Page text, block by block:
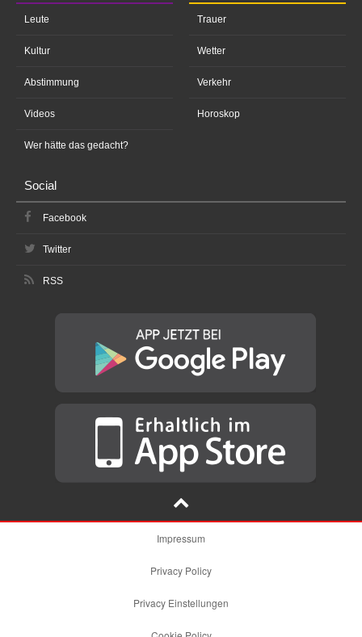
Leute
Kultur
Abstimmung
Videos
Wer hätte das gedacht?
Trauer
Wetter
Verkehr
Horoskop
Social
Facebook
Twitter
RSS
Impressum
Privacy Policy
Privacy Einstellungen